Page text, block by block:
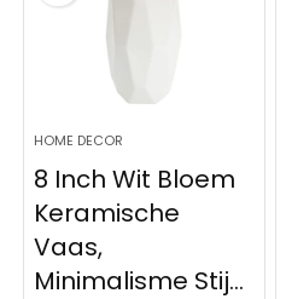
HOME DECOR
8 Inch Wit Bloem
Keramische
Vaas,
Minimalisme Stij...